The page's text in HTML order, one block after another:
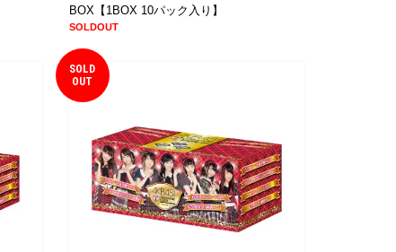
BOX【1BOX 10パック入り】
SOLDOUT
SOLD
OUT